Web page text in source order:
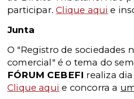
participar.Clique aqui e
Junta
O "Registro de sociedades
comercial" é o tema do
FÓRUM CEBEFI realiza dia
Clique aqui e concorra a